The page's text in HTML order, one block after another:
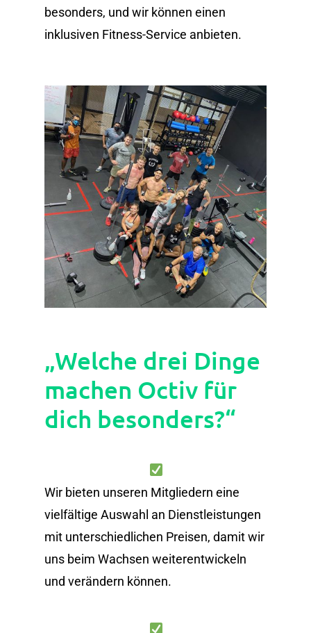
besonders, und wir können einen
inklusiven Fitness-Service anbieten.
„Welche drei Dinge
machen Octiv für
dich besonders?“
Wir bieten unseren Mitgliedern eine
vielfältige Auswahl an Dienstleistungen
mit unterschiedlichen Preisen, damit wir
uns beim Wachsen weiterentwickeln
und verändern können.